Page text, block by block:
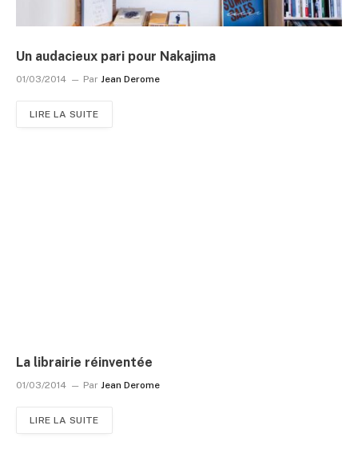
Un audacieux pari pour Nakajima
01/03/2014 Par Jean Derome
LIRE LA SUITE
La librairie réinventée
01/03/2014 Par Jean Derome
LIRE LA SUITE